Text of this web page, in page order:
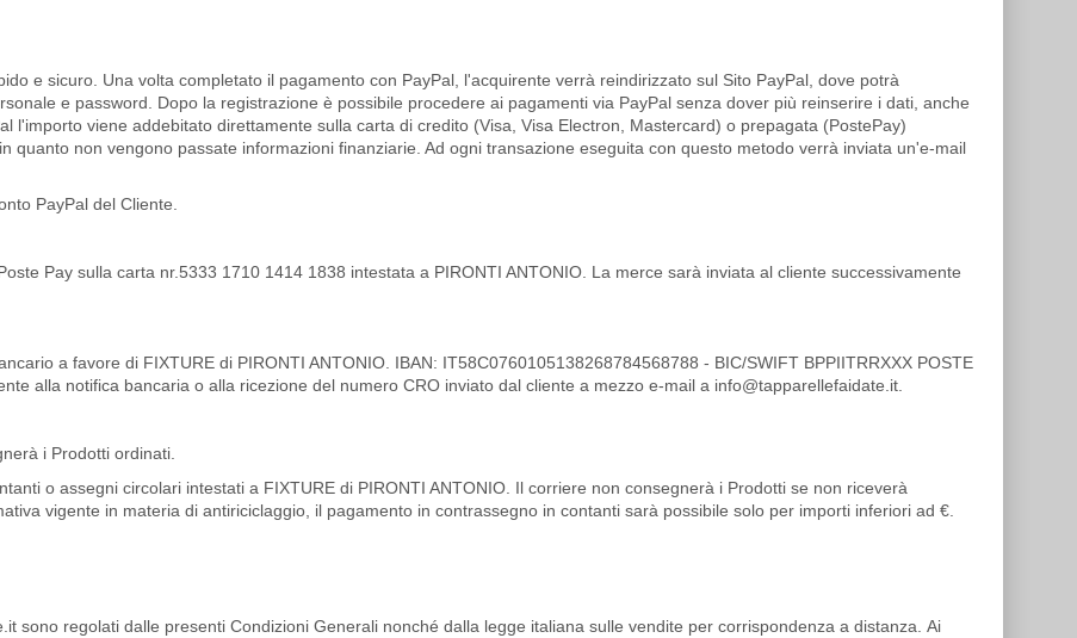
e sicuro. Una volta completato il pagamento con PayPal, l'acquirente verrà reindirizzato sul Sito PayPal, dove potrà
e password. Dopo la registrazione è possibile procedere ai pagamenti via PayPal senza dover più reinserire i dati, anche
l'importo viene addebitato direttamente sulla carta di credito (Visa, Visa Electron, Mastercard) o prepagata (PostePay)
quanto non vengono passate informazioni finanziarie. Ad ogni transazione eseguita con questo metodo verrà inviata un'e-mail
PayPal del Cliente.
Pay sulla carta nr.5333 1710 1414 1838 intestata a PIRONTI ANTONIO. La merce sarà inviata al cliente successivamente
a favore di FIXTURE di PIRONTI ANTONIO. IBAN: IT58C0760105138268784568788 - BIC/SWIFT BPPIITRRXXX POSTE
alla notifica bancaria o alla ricezione del numero CRO inviato dal cliente a mezzo e-mail a info@tapparellefaidate.it.
i Prodotti ordinati.
o assegni circolari intestati a FIXTURE di PIRONTI ANTONIO. Il corriere non consegnerà i Prodotti se non riceverà
vigente in materia di antiriciclaggio, il pagamento in contrassegno in contanti sarà possibile solo per importi inferiori ad €.
sono regolati dalle presenti Condizioni Generali nonché dalla legge italiana sulle vendite per corrispondenza a distanza. Ai